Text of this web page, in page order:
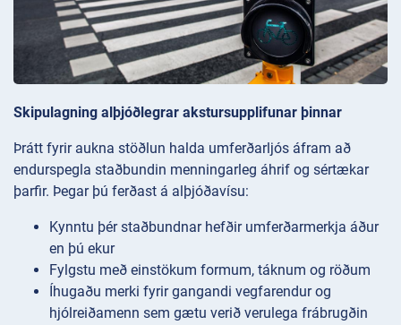
Skipulagning alþjóðlegrar akstursupplifunar þinnar
Þrátt fyrir aukna stöðlun halda umferðarljós áfram að
endurspegla staðbundin menningarleg áhrif og sértækar
þarfir. Þegar þú ferðast á alþjóðavísu:
Kynntu þér staðbundnar hefðir umferðarmerkja áður
en þú ekur
Fylgstu með einstökum formum, táknum og röðum
Íhugaðu merki fyrir gangandi vegfarendur og
hjólreiðamenn sem gætu verið verulega frábrugðin